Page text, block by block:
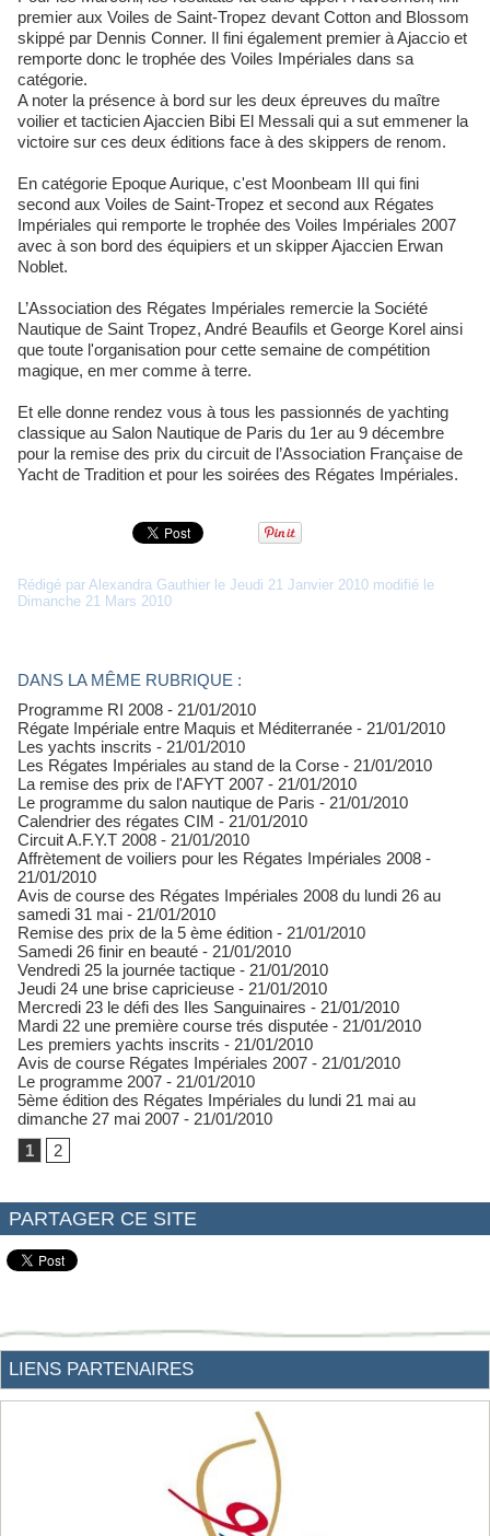
premier aux Voiles de Saint-Tropez devant Cotton and Blossom
skippé par Dennis Conner. Il fini également premier à Ajaccio et
remporte donc le trophée des Voiles Impériales dans sa
catégorie.
A noter la présence à bord sur les deux épreuves du maître
voilier et tacticien Ajaccien Bibi El Messali qui a sut emmener la
victoire sur ces deux éditions face à des skippers de renom.
En catégorie Epoque Aurique, c'est Moonbeam III qui fini
second aux Voiles de Saint-Tropez et second aux Régates
Impériales qui remporte le trophée des Voiles Impériales 2007
avec à son bord des équipiers et un skipper Ajaccien Erwan
Noblet.
L’Association des Régates Impériales remercie la Société
Nautique de Saint Tropez, André Beaufils et George Korel ainsi
que toute l'organisation pour cette semaine de compétition
magique, en mer comme à terre.
Et elle donne rendez vous à tous les passionnés de yachting
classique au Salon Nautique de Paris du 1er au 9 décembre
pour la remise des prix du circuit de l’Association Française de
Yacht de Tradition et pour les soirées des Régates Impériales.
Rédigé par Alexandra Gauthier le Jeudi 21 Janvier 2010 modifié le
Dimanche 21 Mars 2010
DANS LA MÊME RUBRIQUE :
Programme RI 2008 - 21/01/2010
Régate Impériale entre Maquis et Méditerranée - 21/01/2010
Les yachts inscrits - 21/01/2010
Les Régates Impériales au stand de la Corse - 21/01/2010
La remise des prix de l'AFYT 2007 - 21/01/2010
Le programme du salon nautique de Paris - 21/01/2010
Calendrier des régates CIM - 21/01/2010
Circuit A.F.Y.T 2008 - 21/01/2010
Affrètement de voiliers pour les Régates Impériales 2008 -
21/01/2010
Avis de course des Régates Impériales 2008 du lundi 26 au
samedi 31 mai - 21/01/2010
Remise des prix de la 5 ème édition - 21/01/2010
Samedi 26 finir en beauté - 21/01/2010
Vendredi 25 la journée tactique - 21/01/2010
Jeudi 24 une brise capricieuse - 21/01/2010
Mercredi 23 le défi des Iles Sanguinaires - 21/01/2010
Mardi 22 une première course trés disputée - 21/01/2010
Les premiers yachts inscrits - 21/01/2010
Avis de course Régates Impériales 2007 - 21/01/2010
Le programme 2007 - 21/01/2010
5ème édition des Régates Impériales du lundi 21 mai au
dimanche 27 mai 2007 - 21/01/2010
1
2
PARTAGER CE SITE
LIENS PARTENAIRES